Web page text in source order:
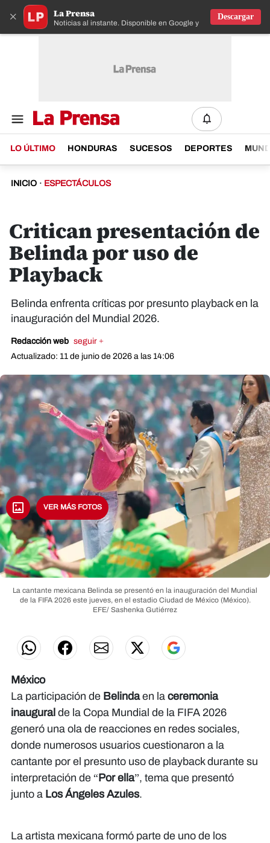
× La Prensa
Noticias al instante. Disponible en Google y IOS
Descargar
LO ÚLTIMO HONDURAS SUCESOS DEPORTES
INICIO · ESPECTÁCULOS
Critican presentación de
Belinda por uso de
Playback
Belinda enfrenta críticas por presunto playback en la
inauguración del Mundial 2026.
Redacción web seguir +
Actualizado: 11 de junio de 2026 a las 14:06
La cantante mexicana Belinda se presentó en la inauguración del Mundial
de la FIFA 2026 este jueves, en el estadio Ciudad de México (México).
EFE/ Sashenka Gutiérrez
VER MÁS FOTOS
México
La participación de Belindaen la ceremonia
inaugural de la Copa Mundial de la FIFA 2026
generó una ola de reacciones en redes sociales,
donde numerosos usuarios cuestionaron a la
cantante por el presunto uso de playback durante su
interpretación de “ Por ella”, tema que presentó
junto a Los Ángeles Azules.
La artista mexicana formó parte de uno de los